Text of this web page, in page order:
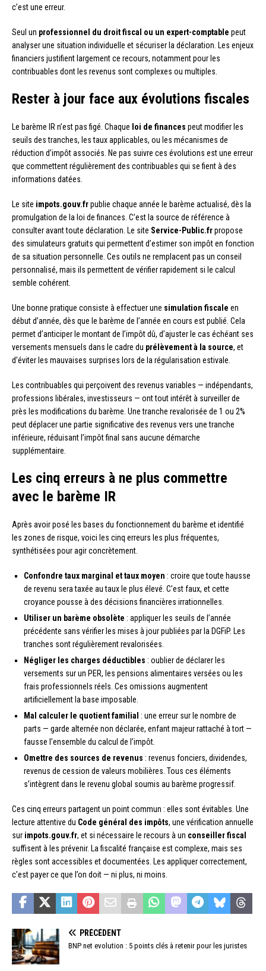
c’est une erreur.
Seul un professionnel du droit fiscal ou un expert-comptable peut
analyser une situation individuelle et sécuriser la déclaration. Les enjeux
financiers justifient largement ce recours, notamment pour les
contribuables dont les revenus sont complexes ou multiples.
Rester à jour face aux évolutions fiscales
Le barème IR n’est pas figé. Chaque loi de finances peut modifier les
seuils des tranches, les taux applicables, ou les mécanismes de
réduction d’impôt associés. Ne pas suivre ces évolutions est une erreur
que commettent régulièrement des contribuables qui se fient à des
informations datées.
Le site impots.gouv.frpublie chaque année le barème actualisé, dès la
promulgation de la loi de finances. C’est la source de référence à
consulter avant toute déclaration. Le site Service-Public.frpropose
des simulateurs gratuits qui permettent d’estimer son impôt en fonction
de sa situation personnelle. Ces outils ne remplacent pas un conseil
personnalisé, mais ils permettent de vérifier rapidement si le calcul
semble cohérent.
Une bonne pratique consiste à effectuer une simulation fiscale en
début d’année, dès que le barème de l’année en cours est publié. Cela
permet d’anticiper le montant de l’impôt dû, d’ajuster le cas échéant ses
versements mensuels dans le cadre du prélèvement à la source, et
d’éviter les mauvaises surprises lors de la régularisation estivale.
Les contribuables qui perçoivent des revenus variables — indépendants,
professions libérales, investisseurs — ont tout intérêt à surveiller de
près les modifications du barème. Une tranche revalorisée de 1 ou 2%
peut déplacer une partie significative des revenus vers une tranche
inférieure, réduisant l’impôt final sans aucune démarche
supplémentaire.
Les cinq erreurs à ne plus commettre
avec le barème IR
Après avoir posé les bases du fonctionnement du barème et identifié
les zones de risque, voici les cinq erreurs les plus fréquentes,
synthétisées pour agir concrètement.
Confondre taux marginal et taux moyen : croire que toute hausse
de revenu sera taxée au taux le plus élevé. C’est faux, et cette
croyance pousse à des décisions financières irrationnelles.
Utiliser un barème obsolète : appliquer les seuils de l’année
précédente sans vérifier les mises à jour publiées par la DGFiP. Les
tranches sont régulièrement revalorisées.
Négliger les charges déductibles : oublier de déclarer les
versements sur un PER, les pensions alimentaires versées ou les
frais professionnels réels. Ces omissions augmentent
artificiellement la base imposable.
Mal calculer le quotient familial : une erreur sur le nombre de
parts — garde alternée non déclarée, enfant majeur rattaché à tort —
fausse l’ensemble du calcul de l’impôt.
Omettre des sources de revenus : revenus fonciers, dividendes,
revenus de cession de valeurs mobilières. Tous ces éléments
s’intègrent dans le revenu global soumis au barème progressif.
Ces cinq erreurs partagent un point commun : elles sont évitables. Une
lecture attentive du Code général des impôts, une vérification annuelle
sur impots.gouv.fr, et si nécessaire le recours à un conseiller fiscal
suffisent à les prévenir. La fiscalité française est complexe, mais ses
règles sont accessibles et documentées. Les appliquer correctement,
c’est payer ce que l’on doit — ni plus, ni moins.
PRÉCÉDENT
BNP net evolution : 5 points clés à retenir pour les juristes